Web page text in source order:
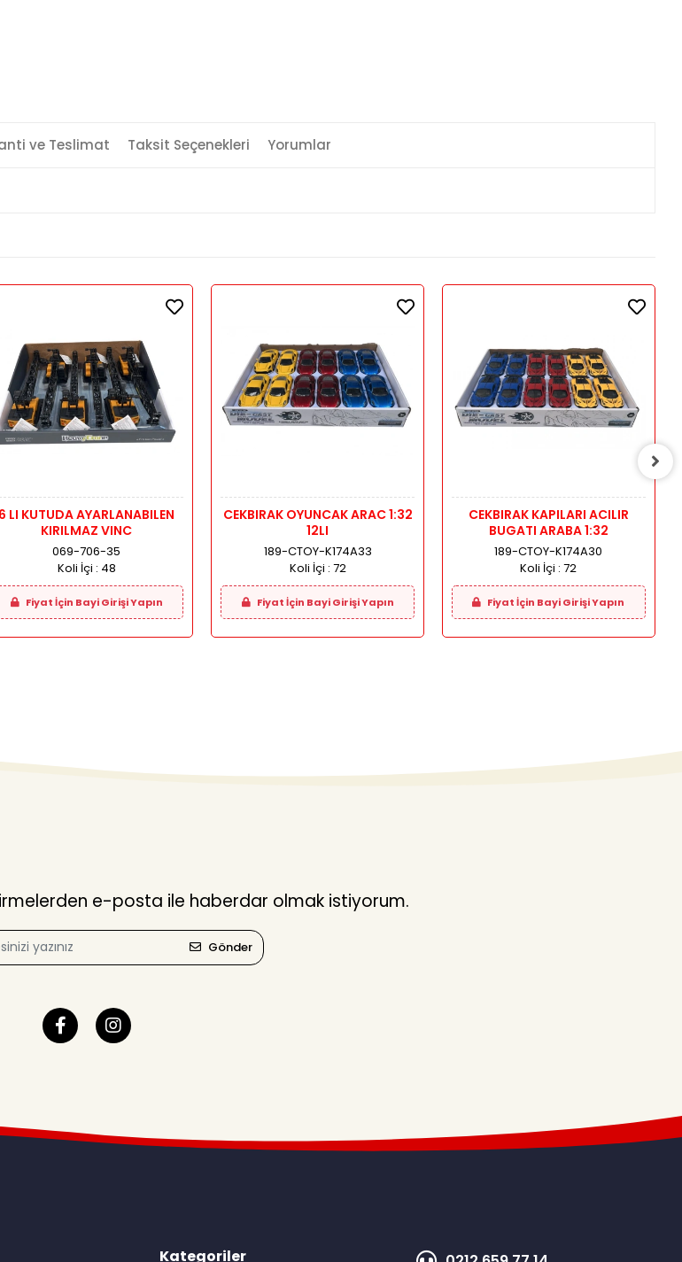
ve Teslimat Taksit Seçenekleri Yorumlar
6 LI KUTUDA AYARLANABILEN
KIRILMAZ VINC
069-706-35
Koli İçi : 48
Fiyat İçin Bayi Girişi Yapın
CEKBIRAK OYUNCAK ARAC 1:32
12LI
189-CTOY-K174A33
Koli İçi : 72
Fiyat İçin Bayi Girişi Yapın
CEKBIRAK KAPILARI ACILIR
BUGATI ARABA 1:32
189-CTOY-K174A30
Koli İçi :72
Fiyat İçin Bayi Girişi Yapın
e-posta ile haberdar olmak istiyorum.
Gönder
Kategoriler